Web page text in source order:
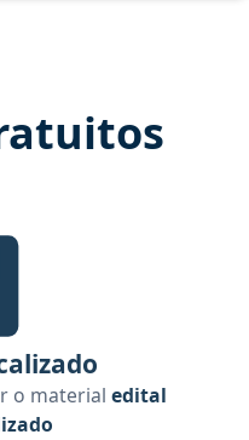
verticalizado, material
o materialedital